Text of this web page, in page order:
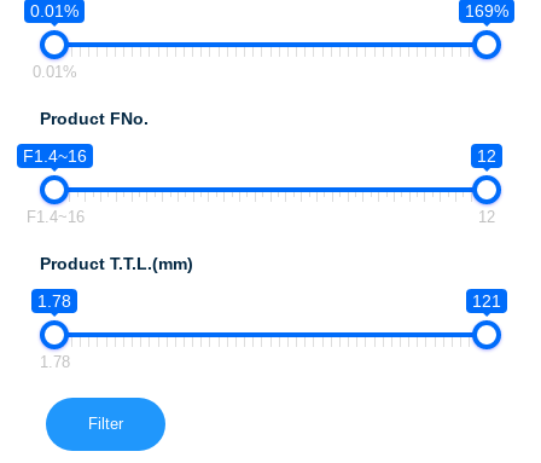
0.01%
169%
0.01%
Product FNo.
F1.4~16
12
F1.4~16 12
Product T.T.L.(mm)
1.78
121
1.78
Filter